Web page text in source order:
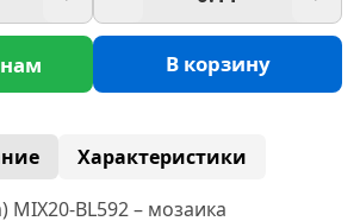
В корзину
Характеристики
) MIX20-BL592 – мозаика